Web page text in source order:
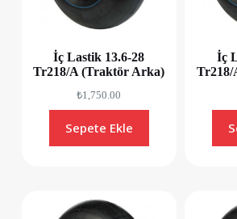
İç Lastik 13.6-28
Tr218/A (Traktör Arka)
₺1,750.00
Sepete Ekle
İç